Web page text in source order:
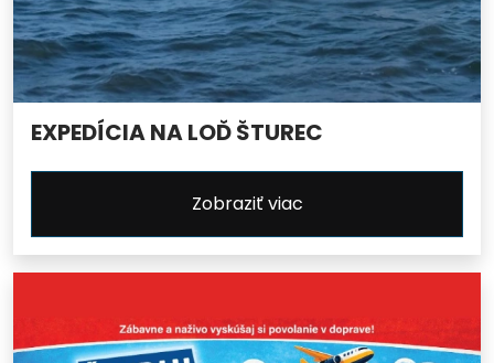
EXPEDÍCIA NA LOĎ ŠTUREC
Zobraziť viac